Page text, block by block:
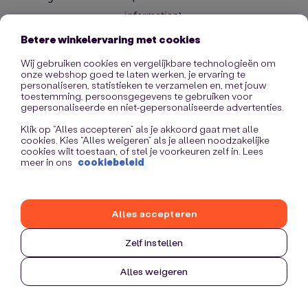
information).
Betere winkelervaring met cookies
Wij gebruiken cookies en vergelijkbare technologieën om
onze webshop goed te laten werken, je ervaring te
personaliseren, statistieken te verzamelen en, met jouw
toestemming, persoonsgegevens te gebruiken voor
gepersonaliseerde en niet-gepersonaliseerde advertenties.
Klik op “Alles accepteren” als je akkoord gaat met alle
cookies. Kies “Alles weigeren” als je alleen noodzakelijke
cookies wilt toestaan, of stel je voorkeuren zelf in. Lees
meer in ons cookiebeleid
Zelf instellen
Alles weigeren
Alles accepteren